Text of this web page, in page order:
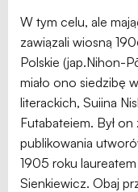
W tym celu, ale
zawiązali wiosną
Polskie (jap.Nihon-
miało ono siedzibę
literackich, Suiina
Futabateiem. Był
publikowania
1905 roku
Sienkiewicz. Obaj